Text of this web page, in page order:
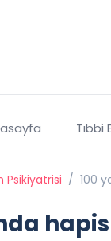
Tıbbi
Psikiyatrisi / 100
hapis